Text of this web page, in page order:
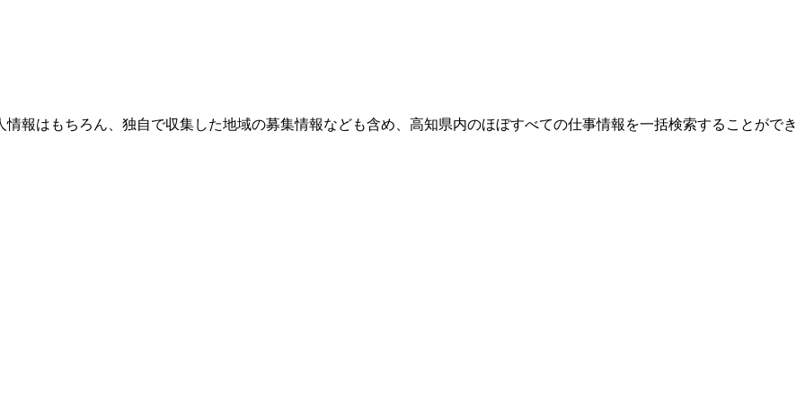
報はもちろん、独自で収集した地域の募集情報なども含め、高知県内のほぼすべての仕事情報を一括検索することができ